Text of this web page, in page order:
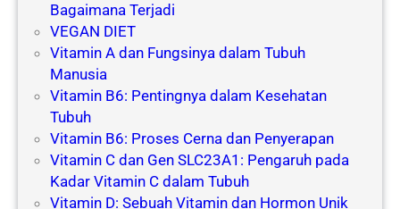
Bagaimana Terjadi
VEGAN DIET
Vitamin A dan Fungsinya dalam Tubuh
Manusia
Vitamin B6: Pentingnya dalam Kesehatan
Tubuh
Vitamin B6: Proses Cerna dan Penyerapan
Vitamin C dan Gen SLC23A1: Pengaruh pada
Kadar Vitamin C dalam Tubuh
Vitamin D: Sebuah Vitamin dan Hormon Unik